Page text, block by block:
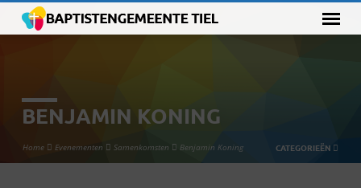
BENJAMIN KONING
Home Evenementen Samenkomsten Benjamin Koning CATEGORIEËN